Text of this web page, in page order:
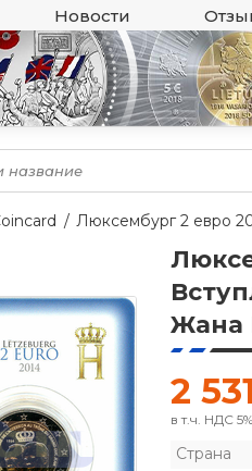
Новости
Люксембург 2 евро
Жана
2 531
в т.ч. НДС 5%
Страна